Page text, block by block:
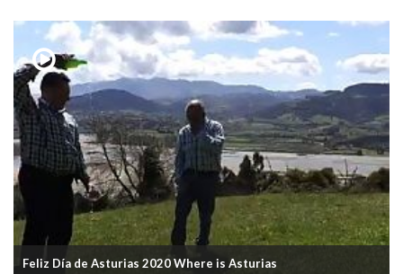
Feliz Día de Asturias 2020 Where is Asturias